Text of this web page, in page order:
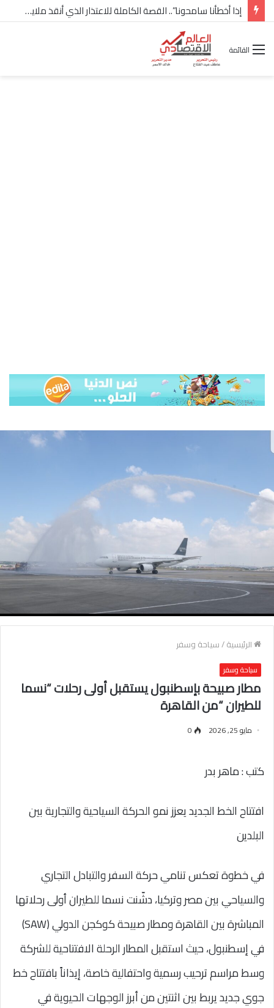
شركة “Scope Developments” تعلن تولي أحمد كمال عيسى منصب الرئيس التنفيذي للقطاع التجاري
القائمة
الرئيسية/سياحة وسفر
سياحة وسفر
مطار صبيحة بإسطنبول يستقبل أولى رحلات “نسما
للطيران “من القاهرة
مايو 25, 2026 0
كتب : ماهر بدر
افتتاح الخط الجديد يعزز نمو الحركة السياحية والتجارية بين
البلدين
في خطوة تعكس تنامي حركة السفر والتبادل التجاري
والسياحي بين مصر وتركيا، دشّنت نسما للطيران أولى رحلاتها
المباشرة بين القاهرة ومطار صبيحة كوكجن الدولي (SAW)
في إسطنبول، حيث استقبل المطار الرحلة الافتتاحية للشركة
وسط مراسم ترحيب رسمية واحتفالية خاصة، إيذاناً بافتتاح خط
جوي جديد يربط بين اثنتين من أبرز الوجهات الحيوية في